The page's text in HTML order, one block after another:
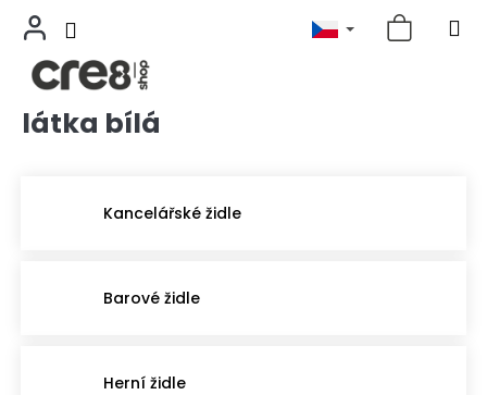
Přejítlátka bílá
Kancelářské židle
Barové židle
Herní židle